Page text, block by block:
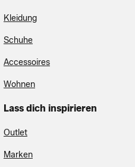
Kleidung
Schuhe
Accessoires
Wohnen
Lass dich inspirieren
Outlet
Marken